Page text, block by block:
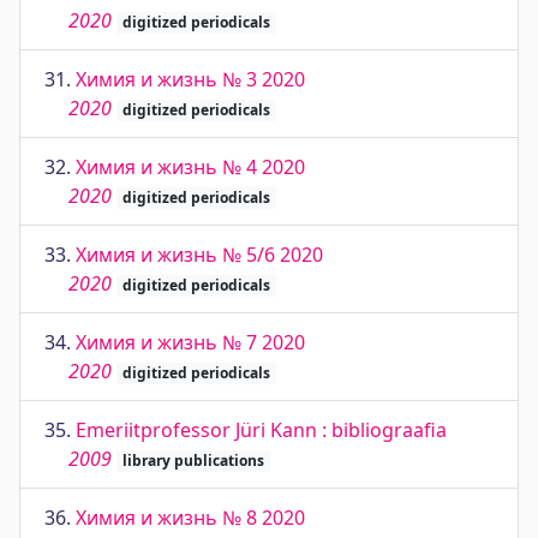
2020 digitized periodicals
31. Химия и жизнь № 3 2020
2020 digitized periodicals
32. Химия и жизнь № 4 2020
2020 digitized periodicals
33. Химия и жизнь № 5/6 2020
2020 digitized periodicals
34. Химия и жизнь № 7 2020
2020 digitized periodicals
35. Emeriitprofessor Jüri Kann : bibliograafia
2009 library publications
36. Химия и жизнь № 8 2020